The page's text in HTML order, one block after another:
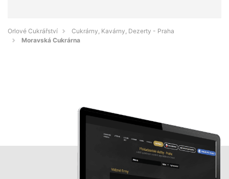
Orlové Cukrářství
Cukrárny, Kavárny, Dezerty - Praha
Moravská Cukrárna